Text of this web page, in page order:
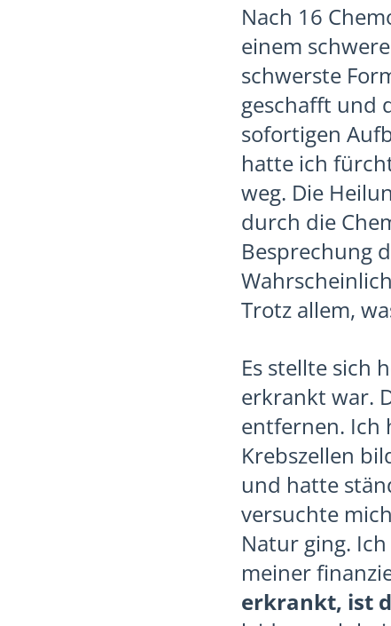
Nach 16
einem
schwerste
geschafft und
sofortigen
hatte ich
weg. Die
durch die
Besprechung
Trotz allem,
Es stellte sich
erkrankt war.
entfernen. Ich
Krebszellen
und hatte
versuchte
Natur ging.
meiner
erkrankt, ist